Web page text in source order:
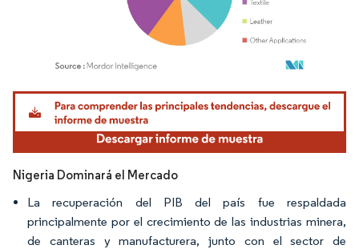
Imagen © Mordor Intelligence. El uso requiere atribución según CC BY 4.0.
Nigeria Dominará el Mercado
La recuperación del PIB del país fue respaldada
principalmente por el crecimiento de las industrias minera,
de canteras y manufacturera, junto con el sector de